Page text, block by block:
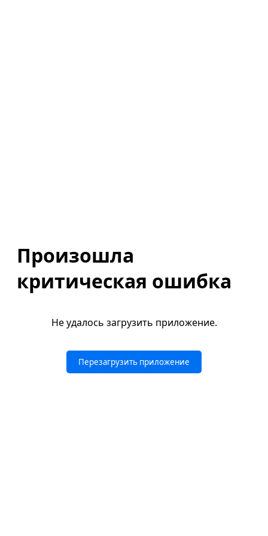
Произошла
критическая ошибка
Не удалось загрузить приложение.
Перезагрузить приложение